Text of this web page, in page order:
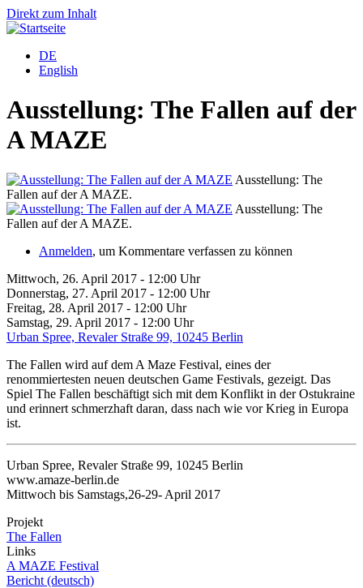
Direkt zum Inhalt
DE
English
Ausstellung: The Fallen auf der
A MAZE
Ausstellung: The
Fallen auf der A MAZE.
Ausstellung: The
Fallen auf der A MAZE.
Anmelden, um Kommentare verfassen zu können
Mittwoch, 26. April 2017 - 12:00 Uhr
Donnerstag, 27. April 2017 - 12:00 Uhr
Freitag, 28. April 2017 - 12:00 Uhr
Samstag, 29. April 2017 - 12:00 Uhr
Urban Spree, Revaler Straße 99, 10245 Berlin
The Fallen wird auf dem A Maze Festival, eines der
renommiertesten neuen deutschen Game Festivals, gezeigt. Das
Spiel The Fallen beschäftigt sich mit dem Konflikt in der Ostukraine
und erinnert schmerzhaft daran, dass nach wie vor Krieg in Europa
ist.
Urban Spree, Revaler Straße 99, 10245 Berlin
www.amaze-berlin.de
Mittwoch bis Samstags,26-29- April 2017
Projekt
The Fallen
Links
A MAZE Festival
Bericht (deutsch)